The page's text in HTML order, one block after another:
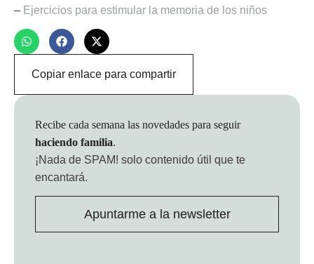
– Ejercicios para estimular la memoria de los niños
Copiar enlace para compartir
Recibe cada semana las novedades para seguir
haciendo familia.
¡Nada de SPAM! solo contenido útil que te
encantará.
Apuntarme a la newsletter